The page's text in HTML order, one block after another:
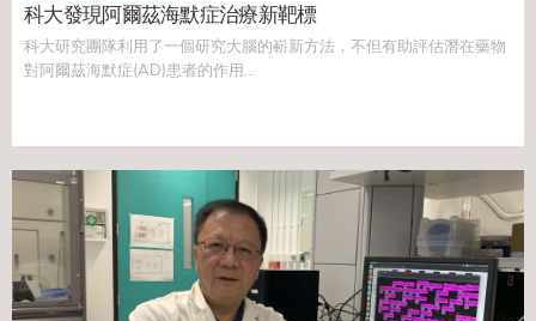
科大發現阿爾茲海默症治療新靶標
科大研究團隊利用了一個研究大腦的嶄新方法，不但有助評估潛在藥物
對阿爾茲海默症(AD)患者的作用...